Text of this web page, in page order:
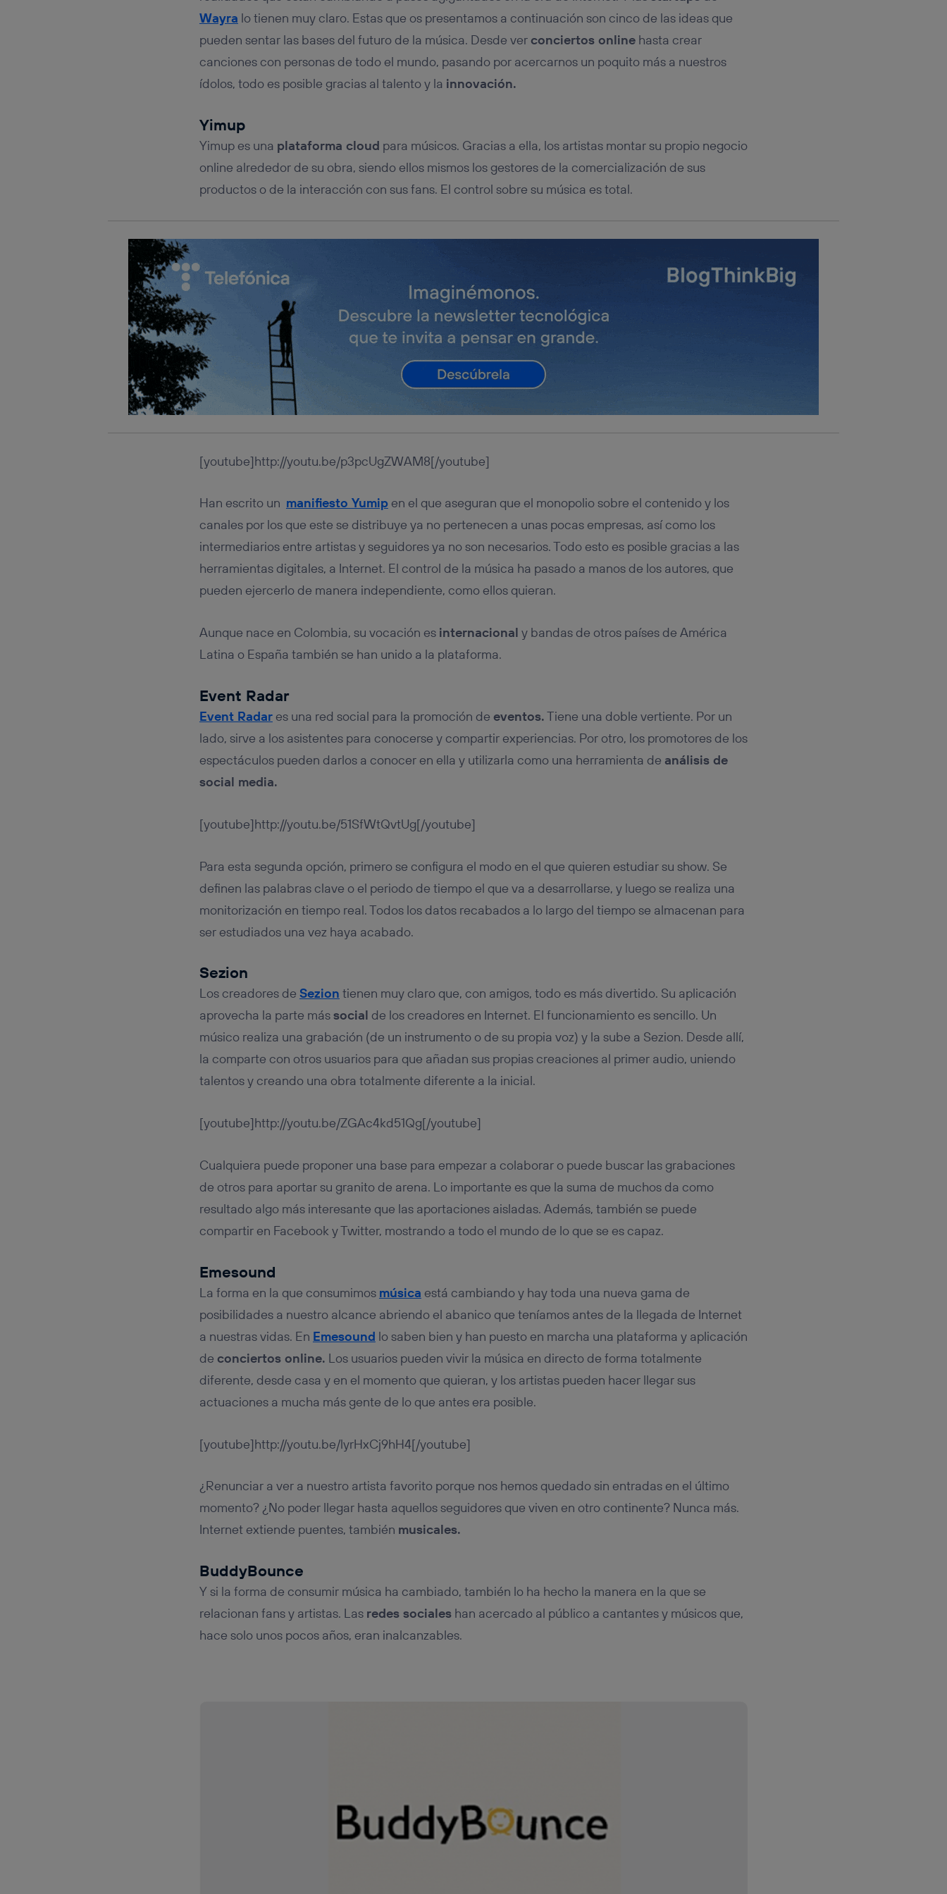
Wayra lo tienen muy claro. Estas que os presentamos a continuación son cinco de las ideas que
pueden sentar las bases del futuro de la música. Desde verconciertos onlinehasta crear
canciones con personas de todo el mundo, pasando por acercarnos un poquito más a nuestros
ídolos, todo es posible gracias al talento y la innovación.
Yimup
Yimup es una plataforma cloud para músicos. Gracias a ella, los artistas montar su propio negocio
online alrededor de su obra, siendo ellos mismos los gestores de la comercialización de sus
productos o de la interacción con sus fans. El control sobre su música es total.
[youtube]http://youtu.be/p3pcUgZWAM8[/youtube]
Han escrito un manifiesto Yumipen el que aseguran que el monopolio sobre el contenido y los
canales por los que este se distribuye ya no pertenecen a unas pocas empresas, así como los
intermediarios entre artistas y seguidores ya no son necesarios. Todo esto es posible gracias a las
herramientas digitales, a Internet. El control de la música ha pasado a manos de los autores, que
pueden ejercerlo de manera independiente, como ellos quieran.
Aunque nace en Colombia, su vocación es internacional y bandas de otros países de América
Latina o España también se han unido a la plataforma.
Event Radar
Event Radares una red social para la promoción de eventos.Tiene una doble vertiente. Por un
lado, sirve a los asistentes para conocerse y compartir experiencias. Por otro, los promotores de los
espectáculos pueden darlos a conocer en ella y utilizarla como una herramienta de análisis de
social media.
[youtube]http://youtu.be/51SfWtQvtUg[/youtube]
Para esta segunda opción, primero se configura el modo en el que quieren estudiar su show. Se
definen las palabras clave o el periodo de tiempo el que va a desarrollarse, y luego se realiza una
monitorización en tiempo real. Todos los datos recabados a lo largo del tiempo se almacenan para
ser estudiados una vez haya acabado.
Sezion
Los creadores de Sezion tienen muy claro que, con amigos, todo es más divertido. Su aplicación
aprovecha la parte mássocial de los creadores en Internet. El funcionamiento es sencillo. Un
músico realiza una grabación (de un instrumento o de su propia voz) y la sube a Sezion. Desde allí,
la comparte con otros usuarios para que añadan sus propias creaciones al primer audio, uniendo
talentos y creando una obra totalmente diferente a la inicial.
[youtube]http://youtu.be/ZGAc4kd51Qg[/youtube]
Cualquiera puede proponer una base para empezar a colaborar o puede buscar las grabaciones
de otros para aportar su granito de arena. Lo importante es que la suma de muchos da como
resultado algo más interesante que las aportaciones aisladas. Además, también se puede
compartir en Facebook y Twitter, mostrando a todo el mundo de lo que se es capaz.
Emesound
La forma en la que consumimos música está cambiando y hay toda una nueva gama de
posibilidades a nuestro alcance abriendo el abanico que teníamos antes de la llegada de Internet
a nuestras vidas. En Emesound lo saben bien y han puesto en marcha una plataforma y aplicación
de conciertos online. Los usuarios pueden vivir la música en directo de forma totalmente
diferente, desde casa y en el momento que quieran, y los artistas pueden hacer llegar sus
actuaciones a mucha más gente de lo que antes era posible.
[youtube]http://youtu.be/lyrHxCj9hH4[/youtube]
¿Renunciar a ver a nuestro artista favorito porque nos hemos quedado sin entradas en el último
momento? ¿No poder llegar hasta aquellos seguidores que viven en otro continente? Nunca más.
Internet extiende puentes, también musicales.
BuddyBounce
Y si la forma de consumir música ha cambiado, también lo ha hecho la manera en la que se
relacionan fans y artistas. Las redes socialeshan acercado al público a cantantes y músicos que,
hace solo unos pocos años, eran inalcanzables.
conecte su dispositivo y consienta el uso de la tecnología recibirá el mismo identificador.
Típicamente:
Si utilizas unaconexión de banda ancha(p. ej., Wi-Fi), el marketing o análisis se
realizará en función de las actividades de navegación de los miembros del hogar que
Si utilizasdatos móviles
, el marketing será más personalizado, ya que se basará
inferior de esta página web o visitando el
portal de privacidad de Utiq (“consenthub”)
Para más información, consulta la política de privacidad de Utiq.